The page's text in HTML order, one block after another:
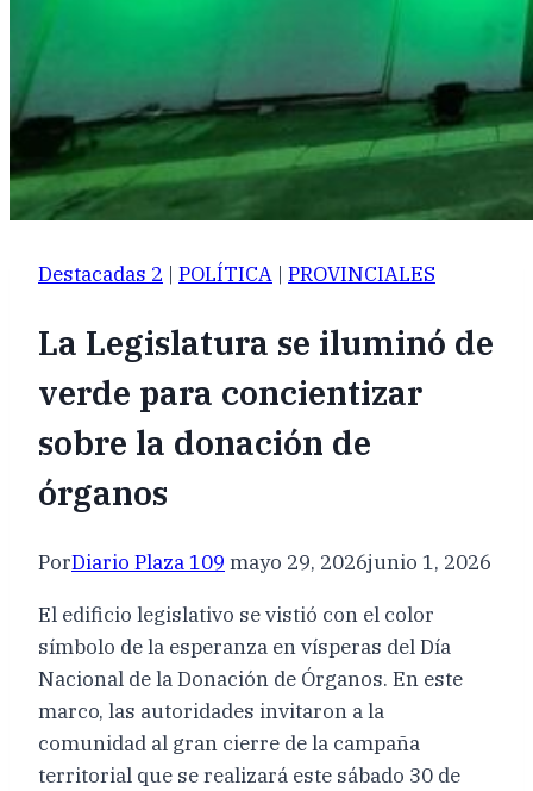
Destacadas 2 | POLÍTICA | PROVINCIALES
La Legislatura se iluminó de
verde para concientizar
sobre la donación de
órganos
PorDiario Plaza 109 mayo 29, 2026junio 1, 2026
El edificio legislativo se vistió con el color
símbolo de la esperanza en vísperas del Día
Nacional de la Donación de Órganos. En este
marco, las autoridades invitaron a la
comunidad al gran cierre de la campaña
territorial que se realizará este sábado 30 de